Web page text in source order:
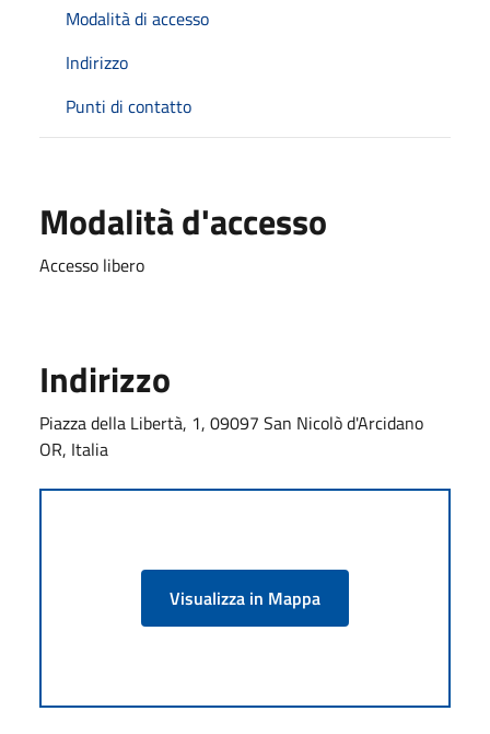
Modalità di accesso
Indirizzo
Punti di contatto
Modalità d'accesso
Accesso libero
Indirizzo
Piazza della Libertà, 1, 09097 San Nicolò d'Arcidano
OR, Italia
Visualizza in Mappa